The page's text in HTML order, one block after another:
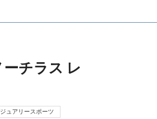
チラス レ
ュアリースポーツ